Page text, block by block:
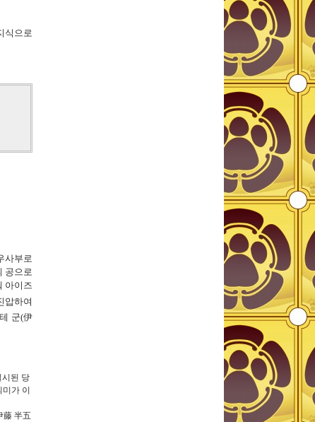
식으로
사부로
공으로
아이즈
압하여
군(伊
시된 당
가 이
藤 半五